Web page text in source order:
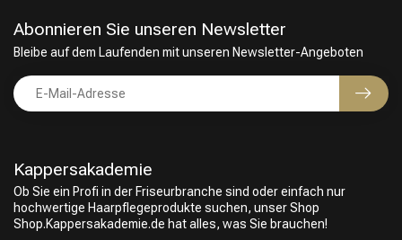
Friseurwahl
Kappersakademie
Ob Sie ein Profi in der Friseurbranche sind oder einfach nur
hochwertige Haarpflegeprodukte suchen, unser Shop
Shop.Kappersakademie.de hat alles, was Sie brauchen!
Abonnieren Sie unseren Newsletter
Bleibe auf dem Laufenden mit unseren Newsletter-Angeboten